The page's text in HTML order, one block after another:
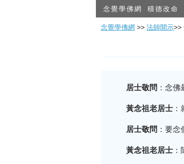
念覺學佛網 積德改命
念覺學佛網 >> 法師開示>>
居士敬問 ：念
黃念祖老居士
居士敬問 ：要
黃念祖老居士 ：